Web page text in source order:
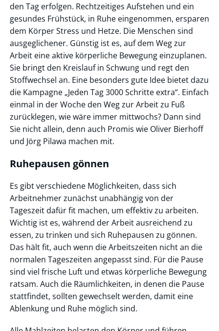
den Tag erfolgen. Rechtzeitiges Aufstehen und ein
gesundes Frühstück, in Ruhe eingenommen, ersparen
dem Körper Stress und Hetze. Die Menschen sind
ausgeglichener. Günstig ist es, auf dem Weg zur
Arbeit eine aktive körperliche Bewegung einzuplanen.
Sie bringt den Kreislauf in Schwung und regt den
Stoffwechsel an. Eine besonders gute Idee bietet dazu
die Kampagne „Jeden Tag 3000 Schritte extra“. Einfach
einmal in der Woche den Weg zur Arbeit zu Fuß
zurücklegen, wie wäre immer mittwochs? Dann sind
Sie nicht allein, denn auch Promis wie Oliver Bierhoff
und Jörg Pilawa machen mit.
Ruhepausen gönnen
Es gibt verschiedene Möglichkeiten, dass sich
Arbeitnehmer zunächst unabhängig von der
Tageszeit dafür fit machen, um effektiv zu arbeiten.
Wichtig ist es, während der Arbeit ausreichend zu
essen, zu trinken und sich Ruhepausen zu gönnen.
Das hält fit, auch wenn die Arbeitszeiten nicht an die
normalen Tageszeiten angepasst sind. Für die Pause
sind viel frische Luft und etwas körperliche Bewegung
ratsam. Auch die Räumlichkeiten, in denen die Pause
stattfindet, sollten gewechselt werden, damit eine
Ablenkung und Ruhe möglich sind.